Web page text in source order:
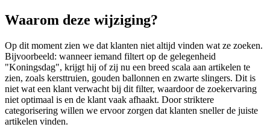
Waarom deze wijziging?
Op dit moment zien we dat klanten niet altijd vinden wat ze zoeken.
Bijvoorbeeld: wanneer iemand filtert op de gelegenheid
"Koningsdag", krijgt hij of zij nu een breed scala aan artikelen te
zien, zoals kersttruien, gouden ballonnen en zwarte slingers. Dit is
niet wat een klant verwacht bij dit filter, waardoor de zoekervaring
niet optimaal is en de klant vaak afhaakt. Door striktere
categorisering willen we ervoor zorgen dat klanten sneller de juiste
artikelen vinden.